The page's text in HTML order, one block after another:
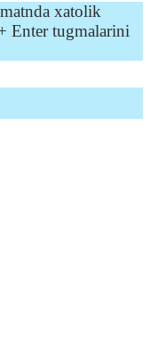
xatolik
Enter tugmalarini